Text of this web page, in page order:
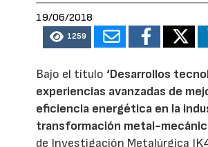
19/06/2018
1259
Bajo el título ‘Desarrollos
experiencias avanzadas de
eficiencia energética en la
transformación metal-
de Investigación Metalúrgica